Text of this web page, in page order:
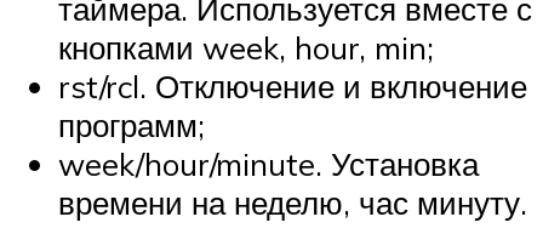
таймера. Используется вместе с
кнопками week, hour, min;
rst/rcl. Отключение и включение
программ;
week/hour/minute. Установка
времени на неделю, час минуту.